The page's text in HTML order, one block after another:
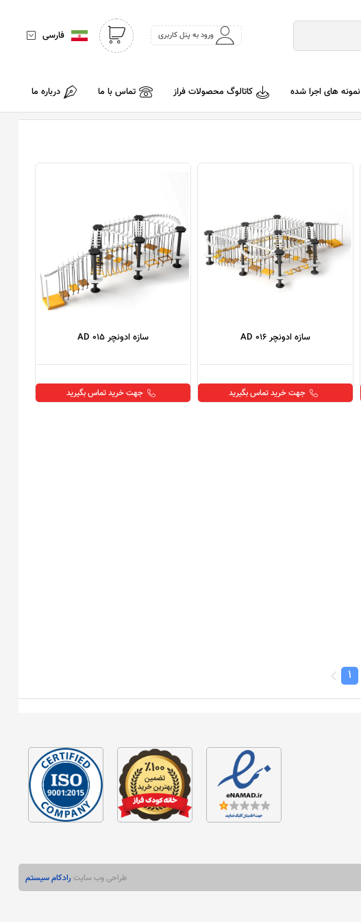
فارسی ورود به پنل کاربری
نمونه های اجرا شده کاتالوگ محصولات فراز تماس با ما درباره ما
سازه ادونچر AD 016
جهت خرید تماس بگیرید
سازه ادونچر AD 015
جهت خرید تماس بگیرید
1
طراحی وب سایت رادکام سیستم